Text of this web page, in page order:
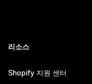
리소스
Shopify 지원 센터